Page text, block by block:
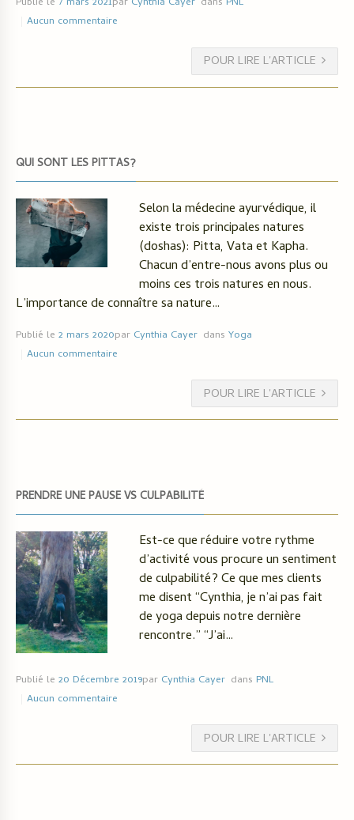
Aucun commentaire
POUR LIRE L'ARTICLE
QUI SONT LES PITTAS?
Selon la médecine ayurvédique, il
existe trois principales natures
(doshas): Pitta, Vata et Kapha.
Chacun d’entre-nous avons plus ou
moins ces trois natures en nous.
L’importance de connaître sa nature…
Publié le 2 mars 2020par Cynthia Cayer dansYoga
Aucun commentaire
POUR LIRE L'ARTICLE
PRENDRE UNE PAUSE VS CULPABILITÉ
Est-ce que réduire votre rythme
d’activité vous procure un sentiment
de culpabilité? Ce que mes clients
me disent “Cynthia, je n’ai pas fait
de yoga depuis notre dernière
rencontre.” “J’ai…
Publié le 20 Décembre 2019par Cynthia Cayer dans PNL
Aucun commentaire
POUR LIRE L'ARTICLE